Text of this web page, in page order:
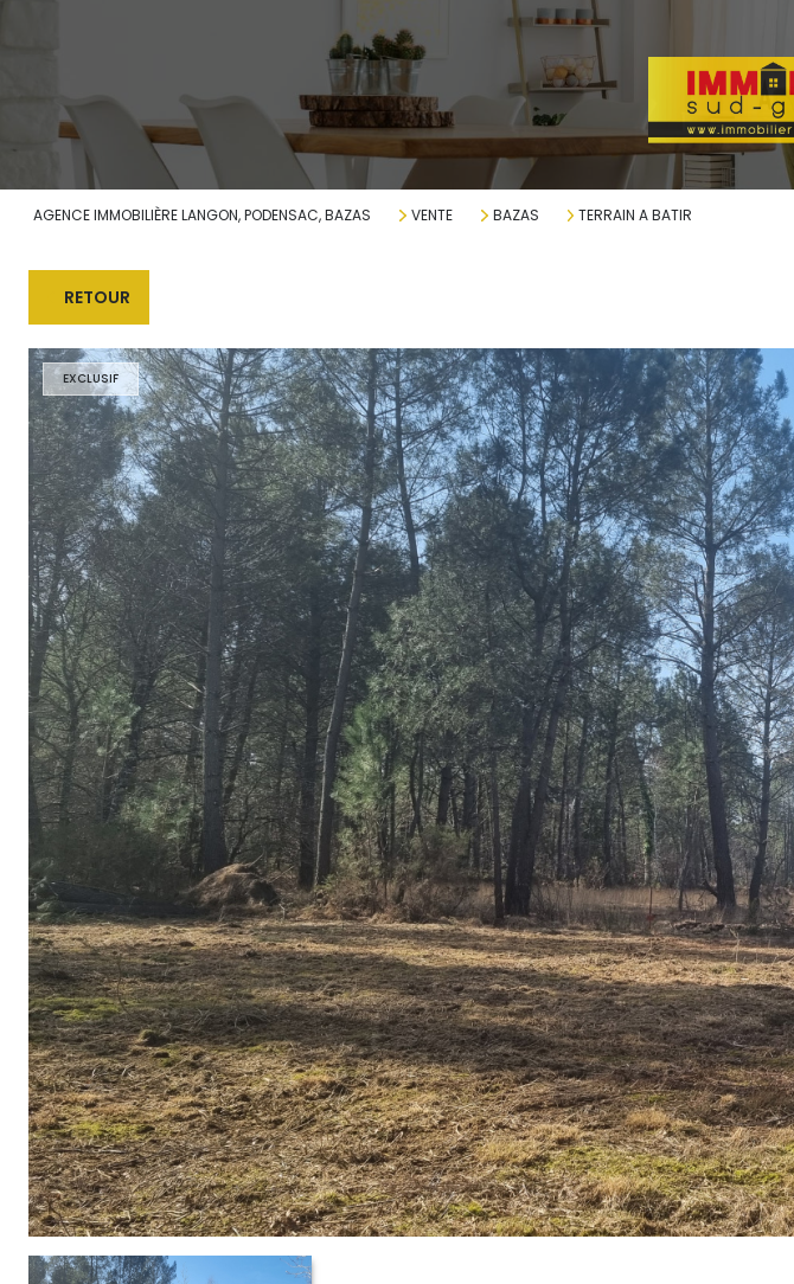
AGENCE IMMOBILIÈRE LANGON, PODENSAC, BAZAS VENTE BAZAS TERRAIN A BATIR
RETOUR
EXCLUSIF